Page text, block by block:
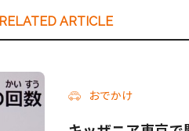
RELATED ARTICLE
おでかけ